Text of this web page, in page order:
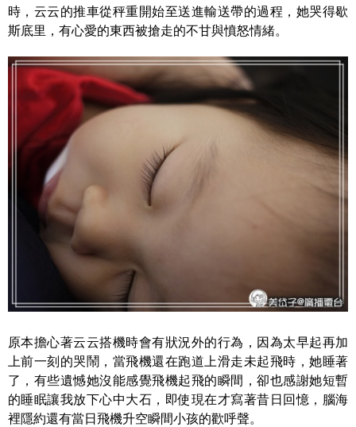
時，云云的推車從秤重開始至送進輸送帶的過程，她哭得歇
斯底里，有心愛的東西被搶走的不甘與憤怒情緒。
原本擔心著云云搭機時會有狀況外的行為，因為太早起再加
上前一刻的哭鬧，當飛機還在跑道上滑走未起飛時，她睡著
了，有些遺憾她沒能感覺飛機起飛的瞬間，卻也感謝她短暫
的睡眠讓我放下心中大石，即使現在才寫著昔日回憶，腦海
裡隱約還有當日飛機升空瞬間小孩的歡呼聲。